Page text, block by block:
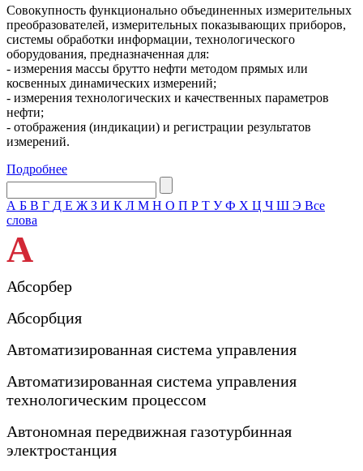
Совокупность функционально объединенных измерительных
преобразователей, измерительных показывающих приборов,
системы обработки информации, технологического
оборудования, предназначенная для:
- измерения массы брутто нефти методом прямых или
косвенных динамических измерений;
- измерения технологических и качественных параметров
нефти;
- отображения (индикации) и регистрации результатов
измерений.
Подробнее
А Б В Г Д Е Ж З И К Л М Н О П Р Т УФ Х Ц Ч Ш Э Все
слова
А
Абсорбер
Абсорбция
Автоматизированная система управления
Автоматизированная система управления
технологическим процессом
Автономная передвижная газотурбинная
электростанция